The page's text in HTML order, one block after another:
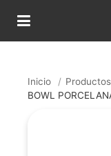
Inicio / Productos
BOWL